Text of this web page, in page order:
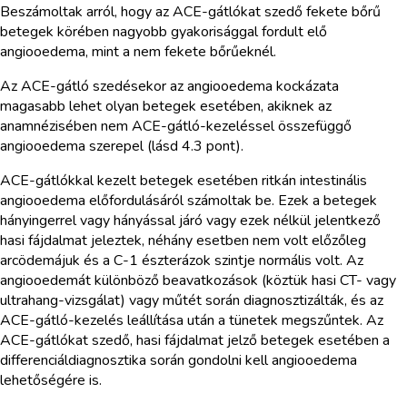
Beszámoltak arról, hogy az ACE-gátlókat szedő fekete bőrű
betegek körében nagyobb gyakorisággal fordult elő
angiooedema, mint a nem fekete bőrűeknél.
Az ACE-gátló szedésekor az angiooedema kockázata
magasabb lehet olyan betegek esetében, akiknek az
anamnézisében nem ACE-gátló-kezeléssel összefüggő
angiooedema szerepel (lásd 4.3 pont).
ACE-gátlókkal kezelt betegek esetében ritkán intestinális
angiooedema előfordulásáról számoltak be. Ezek a betegek
hányingerrel vagy hányással járó vagy ezek nélkül jelentkező
hasi fájdalmat jeleztek, néhány esetben nem volt előzőleg
arcödemájuk és a C-1 észterázok szintje normális volt. Az
angiooedemát különböző beavatkozások (köztük hasi CT- vagy
ultrahang-vizsgálat) vagy műtét során diagnosztizálták, és az
ACE-gátló-kezelés leállítása után a tünetek megszűntek. Az
ACE-gátlókat szedő, hasi fájdalmat jelző betegek esetében a
differenciáldiagnosztika során gondolni kell angiooedema
lehetőségére is.